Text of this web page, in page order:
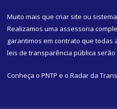
Muito mais que criar site ou
Realizamos uma assessoria
garantimos em contrato que todas
leis de transparência pública serão
Conheça o PNTP e o Radar da